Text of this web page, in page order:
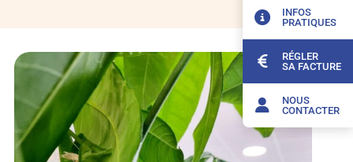
INFOS
PRATIQUES
RÉGLER
SA FACTURE
NOUS
CONTACTER